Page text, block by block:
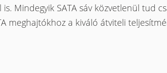
is. Mindegyik SATA sáv közvetlenül tud
meghajtókhoz a kiváló átviteli